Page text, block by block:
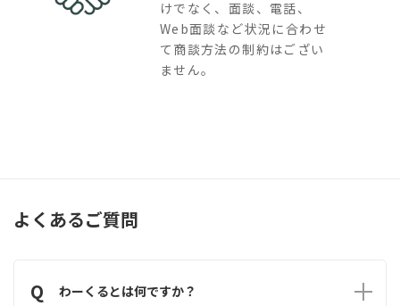
けでなく、面談、電話、
Web面談など状況に合わせ
て商談方法の制約はござい
ません。
よくあるご質問
Q わーくるとは何ですか？